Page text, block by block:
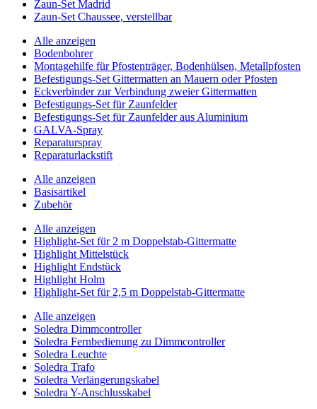
Zaun-Set Madrid
Zaun-Set Chaussee, verstellbar
Alle anzeigen
Bodenbohrer
Montagehilfe für Pfostenträger, Bodenhülsen, Metallpfosten
Befestigungs-Set Gittermatten an Mauern oder Pfosten
Eckverbinder zur Verbindung zweier Gittermatten
Befestigungs-Set für Zaunfelder
Befestigungs-Set für Zaunfelder aus Aluminium
GALVA-Spray
Reparaturspray
Reparaturlackstift
Alle anzeigen
Basisartikel
Zubehör
Alle anzeigen
Highlight-Set für 2 m Doppelstab-Gittermatte
Highlight Mittelstück
Highlight Endstück
Highlight Holm
Highlight-Set für 2,5 m Doppelstab-Gittermatte
Alle anzeigen
Soledra Dimmcontroller
Soledra Fernbedienung zu Dimmcontroller
Soledra Leuchte
Soledra Trafo
Soledra Verlängerungskabel
Soledra Y-Anschlusskabel